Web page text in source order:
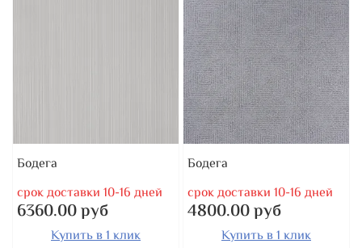
Бодега
срок доставки 10-16 дней
6360.00 руб
Купить в 1 клик
Бодега
срок доставки 10-16 дней
4800.00 руб
Купить в 1 клик